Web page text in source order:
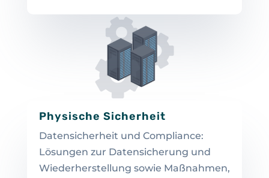
Physische Sicherheit
Datensicherheit und Compliance:
Lösungen zur Datensicherung und
Wiederherstellung sowie Maßnahmen,